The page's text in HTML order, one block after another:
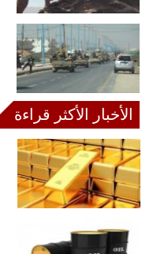
الأخبار الأكثر قراءة